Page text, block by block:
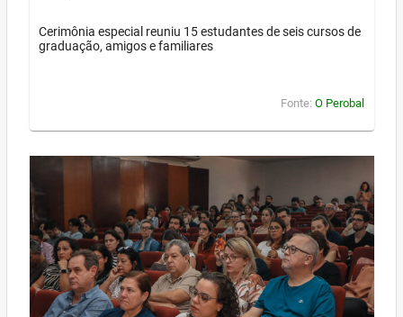
Cerimônia especial reuniu 15 estudantes de seis cursos de
graduação, amigos e familiares
Fonte: O Perobal